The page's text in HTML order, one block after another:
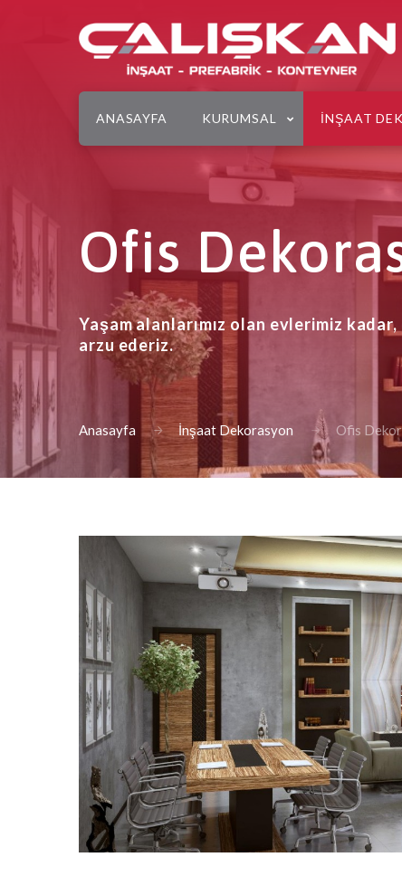
ANASAYFA KURUMSAL İNŞAAT
Ofis
Yaşam alanlarımız olan evlerimiz
arzu ederiz.
Anasayfa İnşaat Dekorasyon Ofis